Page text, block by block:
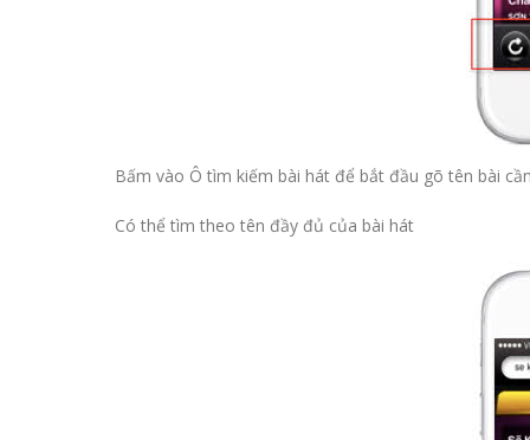
Bấm vào Ô tìm kiếm bài hát để bắt đầu gõ tên bài
Có thể tìm theo tên đầy đủ của bài hát